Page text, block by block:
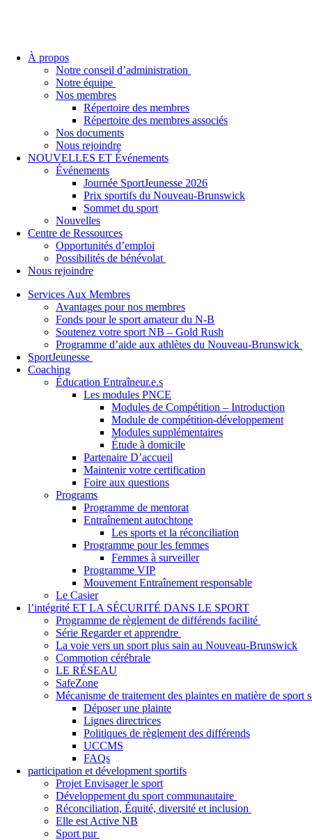
À propos
Notre conseil d’administration
Notre équipe
Nos membres
Répertoire des membres
Répertoire des membres associés
Nos documents
Nous rejoindre
NOUVELLES ET Événements
Événements
Journée SportJeunesse 2026
Prix sportifs du Nouveau-Brunswick
Sommet du sport
Nouvelles
Centre de Ressources
Opportunités d’emploi
Possibilités de bénévolat
Nous rejoindre
Services Aux Membres
Avantages pour nos membres
Fonds pour le sport amateur du N-B
Soutenez votre sport NB – Gold Rush
Programme d’aide aux athlètes du Nouveau-Brunswick
SportJeunesse
Coaching
Éducation Entraîneur.e.s
Les modules PNCE
Modules de Compétition – Introduction
Module de compétition-développement
Modules supplémentaires
Étude à domicile
Partenaire D’accueil
Maintenir votre certification
Foire aux questions
Programs
Programme de mentorat
Entraînement autochtone
Les sports et la réconciliation
Programme pour les femmes
Femmes à surveiller
Programme VIP
Mouvement Entraînement responsable
Le Casier
l’intégrité ET LA SÉCURITÉ DANS LE SPORT
Programme de règlement de différends facilité
Série Regarder et apprendre
La voie vers un sport plus sain au Nouveau-Brunswick
Commotion cérébrale
LE RÉSEAU
SafeZone
Mécanisme de traitement des plaintes en matière de
Déposer une plainte
Lignes directrices
Politiques de règlement des différends
UCCMS
FAQs
participation et dévelopment sportifs
Projet Envisager le sport
Développement du sport communautaire
Réconciliation, Équité, diversité et inclusion
Elle est Active NB
Sport pur